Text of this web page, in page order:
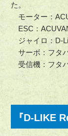
た。
モーター：
ESC：
ジャイロ：D-
サーボ：フタ
受信機：フタ
『D-LIKE